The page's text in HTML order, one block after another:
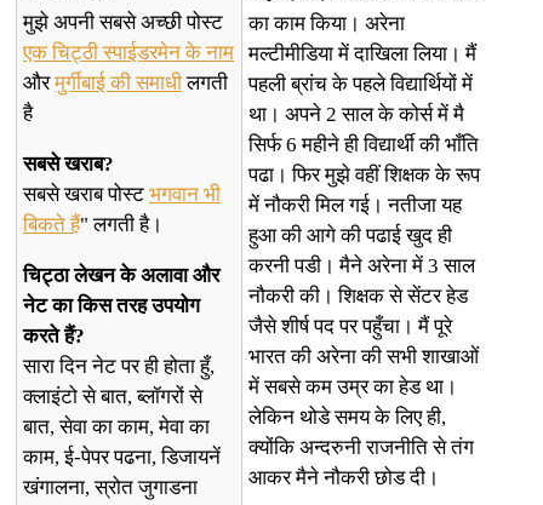
मुझे अपनी सबसे अच्छी पोस्ट
एक चिट्ठी स्पाईडरमेन के नाम
औरमुर्गीबाई की समाधीलगती
है
सबसे खराब?
सबसे खराब पोस्ट भगवान भी
बिकते हैं" लगती है।
चिट्ठा लेखन के अलावा और
नेट का किस तरह उपयोग
करते हैं?
सारा दिन नेट पर ही होता हुँ,
क्लाइंटो से बात, ब्लॉगरों से
बात, सेवा का काम, मेवा का
काम, ई-पेपर पढना, डिजायनें
खंगालना, स्रोत जुगाडना
का काम किया। अरेना
मल्टीमीडिया में दाखिला लिया। मैं
पहली ब्रांच के पहले विद्यार्थियों में
था। अपने 2 साल के कोर्स में मै
सिर्फ 6 महीने ही विद्यार्थी की भाँति
पढा। फिर मुझे वहीं शिक्षक के रूप
में नौकरी मिल गई। नतीजा यह
हुआ की आगे की पढाई खुद ही
करनी पडी। मैने अरेना में 3 साल
नौकरी की। शिक्षक से सेंटर हेड
जैसे शीर्ष पद पर पहुँचा। मैं पूरे
भारत की अरेना की सभी शाखाओं
में सबसे कम उम्र का हेड था।
लेकिन थोडे समय के लिए ही,
क्योंकि अन्दरुनी राजनीति से तंग
आकर मैने नौकरी छोड दी।